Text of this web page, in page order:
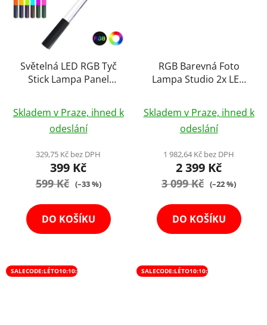
Světelná LED RGB Tyč
Stick Lampa Panel
hodnocení
produktu
je
4,3
z
hvězdiček.
Skladem v Praze, ihned k
odeslání
329,75 Kč bez DPH
399 Kč
599 Kč (–33 %)
DO KOŠÍKU
RGB Barevná Foto
Lampa Studio 2x LED
Stativ + 2x Dálkový
Ovladač (9000lm)
Skladem v Praze, ihned k
odeslání
1 982,64 Kč bez DPH
2 399 Kč
3 099 Kč (–22 %)
DO KOŠÍKU
SALECODE:LÉTO10:10:% SALECODE:LÉTO10:10:%